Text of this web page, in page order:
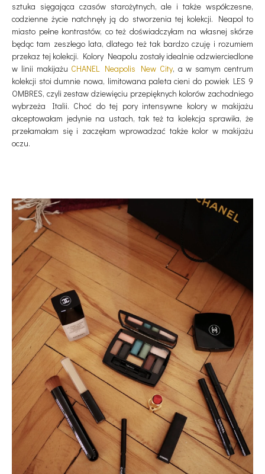
sztuka sięgająca czasów starożytnych, ale i także współczesne,
codzienne życie natchnęły ją do stworzenia tej kolekcji. Neapol to
miasto pełne kontrastów, co też doświadczyłam na własnej skórze
będąc tam zeszłego lata, dlatego też tak bardzo czuję i rozumiem
przekaz tej kolekcji. Kolory Neapolu zostały idealnie odzwierciedlone
w linii makijażu CHANEL Neapolis New City, a w samym centrum
kolekcji stoi dumnie nowa, limitowana paleta cieni do powiek LES 9
OMBRES, czyli zestaw dziewięciu przepięknych kolorów zachodniego
wybrzeża Italii. Choć do tej pory intensywne kolory w makijażu
akceptowałam jedynie na ustach, tak też ta kolekcja sprawiła, że
przełamałam się i zaczęłam wprowadzać także kolor w makijażu
oczu.